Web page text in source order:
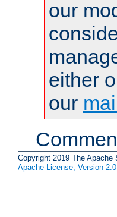
our
either
our
Copyright 2019 The Apache
Apache License, Version 2.0